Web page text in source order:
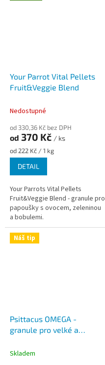
Your Parrot Vital Pellets
Fruit&Veggie Blend
Nedostupné
od 330,36 Kč bez DPH
od 370 Kč / ks
Měrná
cena:
od 222 Kč / 1 kg
DETAIL
Your Parrots Vital Pellets
Fruit&Veggie Blend - granule pro
papoušky s ovocem, zeleninou
a bobulemi.
Náš tip
Psittacus OMEGA -
granule pro velké a
Skladem